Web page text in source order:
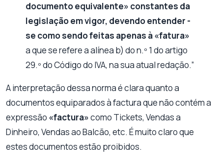
documento equivalente» constantes da
legislação em vigor, devendo entender -
se como sendo feitas apenas à «fatura»
a que se refere a alínea b) do n.º 1 do artigo
29.º do Código do IVA, na sua atual redação.”
A interpretação dessa norma é clara quanto a
documentos equiparados à factura que não contém a
expressão «factura»como Tickets, Vendas a
Dinheiro, Vendas ao Balcão, etc. É muito claro que
estes documentos estão proibidos.